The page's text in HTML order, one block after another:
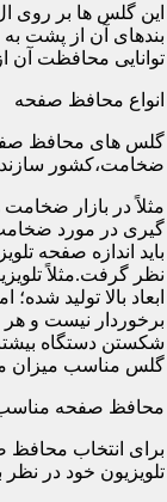
این گلس ها بر روی
بندهای آن از پشت
توانایی محافظت آن
انواع محافظ صفحه
گلس های محافظ
ضخامت،کشور
گیری در مورد
باید اندازه صفحه
نظر گرفت.مثلاً
ابعاد بالا تولید
برخوردار نیست و
شکستن دستگاه
گلس مناسب میزان
محافظ صفحه مناسب
برای انتخاب محافظ
تلویزیون خود در نظر